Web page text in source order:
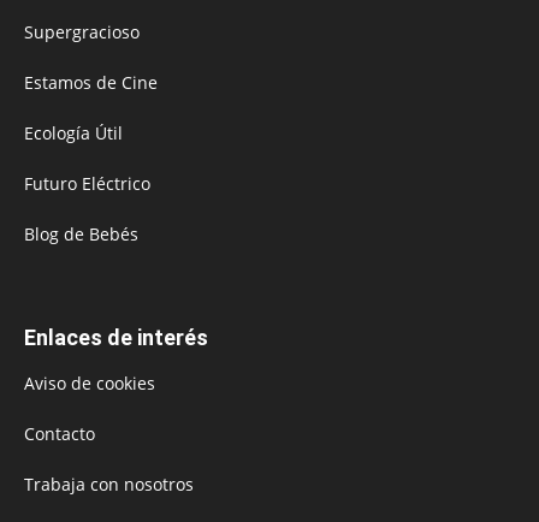
Supergracioso
Estamos de Cine
Ecología Útil
Futuro Eléctrico
Blog de Bebés
Enlaces de interés
Aviso de cookies
Contacto
Trabaja con nosotros